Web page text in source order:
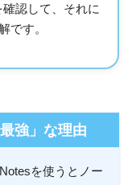
認して、それに
です。
強」な理由
を使うとノー